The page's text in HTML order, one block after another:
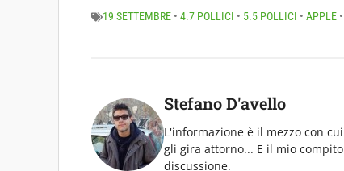
19 SETTEMBRE • 4.7 POLLICI • 5.5 POLLICI • APPLE •
Stefano D'avello
L'informazione è il mezzo con
gli gira attorno... E il mio
discussione.